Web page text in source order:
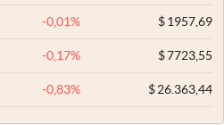
-0,01% $1957,69
-0,17% $7723,55
-0,83% $26.363,44